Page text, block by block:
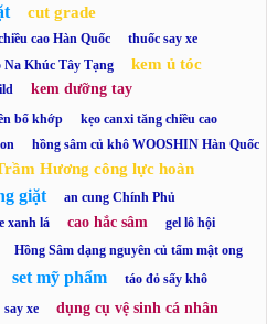
cut grade
cao Hàn Quốc
thuốc say xe
Khúc Tây Tạng kem ủ tóc
kem dưỡng tay
bổ khớp kẹo canxi tăng chiều cao
hồng sâm củ khô WOOSHIN Hàn Quốc
Hương công lực hoàn
giặt an cung Chính Phủ
xanh lá cao hắc sâm gel lô hội
Hồng Sâm dạng nguyên củ tẩm mật ong
set mỹ phẩm táo đỏ sấy khô
say xe dụng cụ vệ sinh cá nhân